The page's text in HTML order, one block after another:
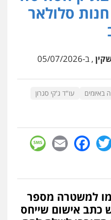
וחקירות
סלולאר
, ב-05/07/2026
באיומים
עו"ד ג'קי סגרון
Twitter
Facebook
Email
למשטרה מספר
כתב אישום שייחס